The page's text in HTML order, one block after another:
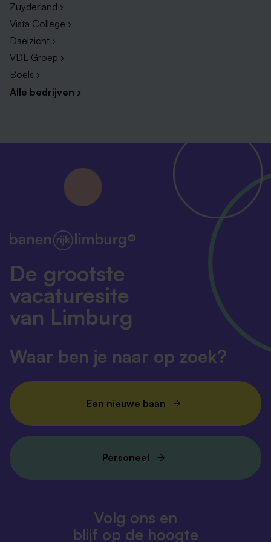
Zuyderland ›
Vista College ›
Daelzicht ›
VDL Groep ›
Boels ›
Alle bedrijven ›
De grootste
vacaturesite
van Limburg
Waar ben je naar op zoek?
Een nieuwe baan
Personeel
Volg ons en
blijf op de hoogte